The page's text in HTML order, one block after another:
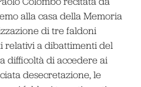
alla casa della Memoria
di tre faldoni
relativi a dibattimenti del
difficoltà di accedere ai
desecretazione, le